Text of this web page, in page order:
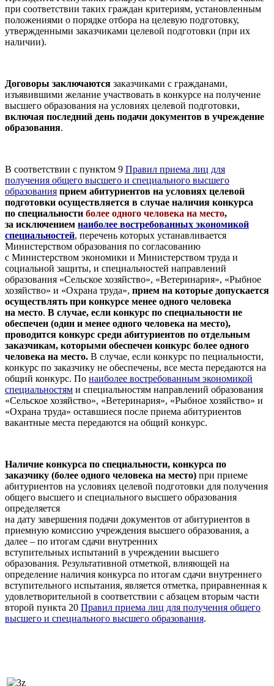
при соответствии таких граждан критериям, установленным
положениями о порядке отбора на целевую подготовку,
утвержденными заказчиками целевой подготовки (при их
наличии).
Договоры заключаются заказчиками с гражданами,
изъявившими желание участвовать в конкурсе на получение
высшего образования на условиях целевой подготовки,
включая последний день подачи документов в учреждение
образования.
В соответствии с пунктом 9 Правил приема лиц для
получения общего высшего и специального высшего
образования прием абитуриентов на условиях целевой
подготовки осуществляется в случае наличия конкурса
по специальности более одного человека на место,
за исключением наиболее востребованных экономикой
специальностей, перечень которых устанавливается
Министерством образования по согласованию
с Министерством экономики и Министерством труда и
социальной защиты, и специальностей направлений
образования «Сельское хозяйство», «Ветеринария», «Рыбное
хозяйство» и «Охрана труда», прием на которые допускается
осуществлять при конкурсе менее одного человека
на место. В случае, если конкурс по специальности не
обеспечен (один и менее одного человека на место),
проводится конкурс среди абитуриентов по отдельным
заказчикам, которыми обеспечен конкурс более одного
человека на место. В случае, если конкурс по пециальности,
конкурс по заказчику не обеспечены, все места передаются на
общий конкурс. По наиболее востребованным экономикой
специальностям и специальностям направлений образования
«Сельское хозяйство», «Ветеринария», «Рыбное хозяйство» и
«Охрана труда» оставшиеся после приема абитуриентов
вакантные места передаются на общий конкурс.
Наличие конкурса по специальности, конкурса по
заказчику (более одного человека на место) при приеме
абитуриентов на условиях целевой подготовки для получения
общего высшего и специального высшего образования
определяется
на дату завершения подачи документов от абитуриентов в
приемную комиссию учреждения высшего образования, а
далее – по итогам сдачи внутренних
вступительных испытаний в учреждении высшего
образования. Результативной отметкой, влияющей на
определение наличия конкурса по итогам сдачи внутреннего
вступительного испытания, является отметка, приравненная к
удовлетворительной в соответствии с абзацем вторым части
второй пункта 20 Правил приема лиц для получения общего
высшего и специального высшего образования.